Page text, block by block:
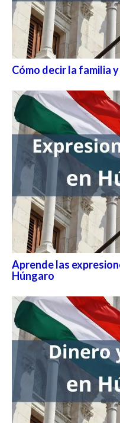
Cómo decir la familia
Aprende las
Húngaro